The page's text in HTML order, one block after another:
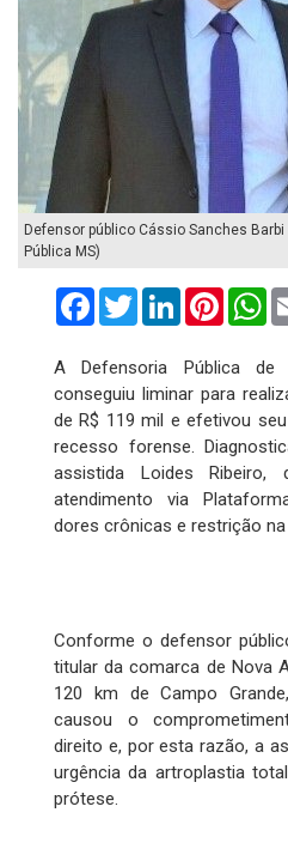
Defensor público Cássio Sanches
Pública MS)
FacebookTwitterLinkedIn
A Defensoria Pública
conseguiu liminar para
de R$ 119 mil e efetivou
recesso forense.
assistida Loides Ribeiro,
atendimento via
dores crônicas e restrição na
Conforme o defensor
titular da comarca de Nova
120 km de Campo
causou o
direito e, por esta razão, a
urgência da artroplastia
prótese.